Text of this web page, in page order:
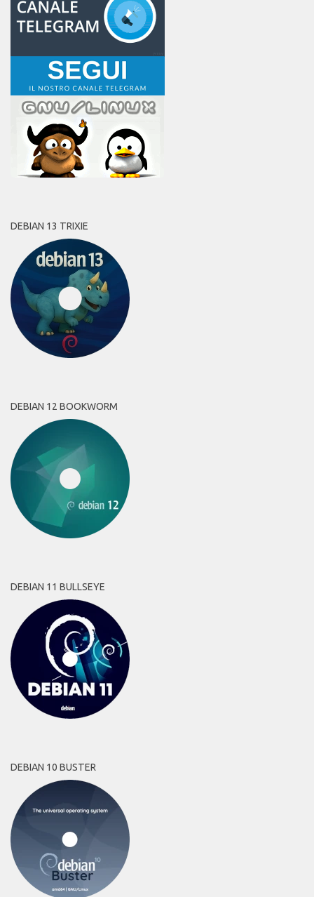
DEBIAN 13 TRIXIE
DEBIAN 12 BOOKWORM
DEBIAN 11 BULLSEYE
DEBIAN 10 BUSTER